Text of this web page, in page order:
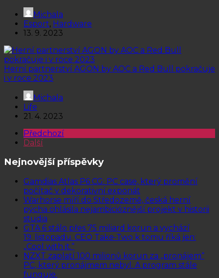
Michala
Esport, Hardware
13. 9. 2023
Herní partnerství AGON by AOC a Red Bull pokračuje
i v roce 2023
Michala
Life
21. 4. 2023
Předchozí
Další
Nejnovější příspěvky
Gamdias Atlas P6 CG: PC case, který promění
počítač v dekorativní exponát
Warhorse míří do Středozemě, česká herní
pýcha ohlásila nejambicióznější projekt v historii
studia
GTA 6 stálo přes 75 miliard korun a vychází
19. listopadu. CEO Take-Two k tomu říká jen:
„Cool with it.“
NZXT zaplatí 100 milionů korun za „pronájem“
PC, který pronájmem nebyl. A program stále
funguje.